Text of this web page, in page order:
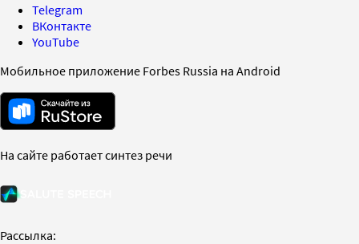
Telegram
ВКонтакте
YouTube
Мобильное приложение Forbes Russia на Android
На сайте работает синтез речи
Рассылка: